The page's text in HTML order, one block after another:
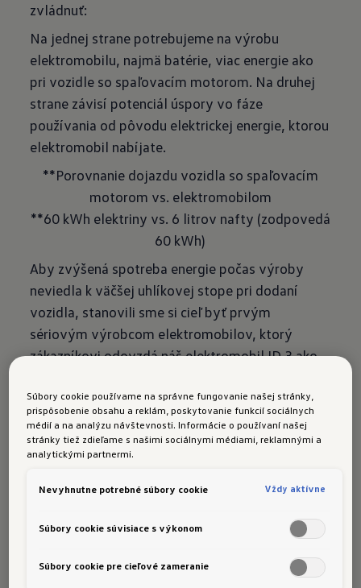
zvládnuť:
Na jednej strane potrebujeme na výrobu
elektromobilu, najmä batérie, viac energie ako
pri vozidle so spaľovacím motorom. Na druhej
strane závisí potenciál úspory vo fáze
používania od pôvodu elektrickej energie, ktorou
elektromobil nabíjate.
**Porovnanie dojazdu vozidla so spaľovacím
motorom vs. elektromobilom
**60 kWh elektriny vs. 6 litrov nafty (zodpovedá
60 kWh)
Aby zvýšená spotreba energie počas výroby
neviedla k väčšej uhlíkovej stope pri dodaní
vozidla, stanovili sme si cieľ byť prvým
sériovým výrobcom elektromobilov, ktorý
zákazníkovi odovzdá náš elektromobil ID.3 ako
začiatku jazdili s lepšou bilanciou emisií CO .
Pri používaní elektromobilov vás podporujeme
zdrojov pre nabíjanie vašich vozidiel. Vďaka
2
Súbory cookie používame na správne fungovanie našej stránky,
prispôsobenie obsahu a reklám, poskytovanie funkcií sociálnych
médií a na analýzu návštevnosti. Informácie o používaní našej
stránky tiež zdieľame s našimi sociálnymi médiami, reklamnými a
analytickými partnermi.
Nevyhnutne potrebné súbory cookie Vždy aktívne
Súbory cookie súvisiace s výkonom
Súbory cookie pre cieľové zameranie